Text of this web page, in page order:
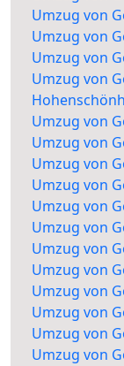
Umzug von
Umzug von
Umzug von
Umzug von
Umzug von
Umzug von
Umzug von
Umzug von
Umzug von
Umzug von
Umzug von
Umzug von
Umzug von
Umzug von
Umzug von
Umzug von